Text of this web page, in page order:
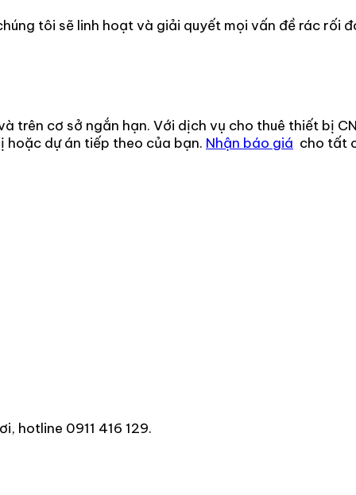
tôi sẽ linh hoạt và giải quyết mọi vấn đề rác rối
trên cơ sở ngắn hạn. Với dịch vụ cho thuê thiết bị
hoặc dự án tiếp theo của bạn. Nhận báo giá cho tất
hotline 0911 416 129.